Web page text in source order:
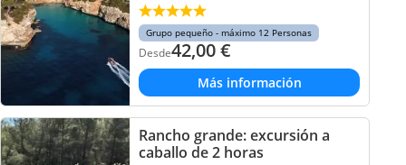
Grupo pequeño - máximo 12 Personas
Desde42,00€
Más información
Rancho grande: excursión a
caballo de 2 horas